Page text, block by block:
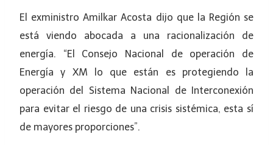
El exministro Amilkar Acosta dijo que la Región se
está viendo abocada a una racionalización de
energía. “El Consejo Nacional de operación de
Energía y XM lo que están es protegiendo la
operación del Sistema Nacional de Interconexión
para evitar el riesgo de una crisis sistémica, esta sí
de mayores proporciones”.